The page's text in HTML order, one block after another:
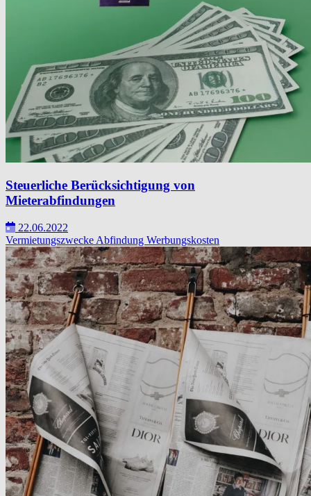
Steuerliche Berücksichtigung von
Mieterabfindungen
22.06.2022
Vermietungszwecke Abfindung Werbungskosten